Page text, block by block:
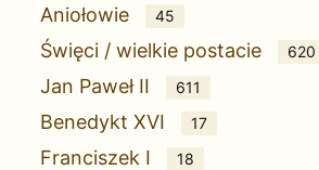
Aniołowie 45
Święci / wielkie postacie 620
Jan Paweł II 611
Benedykt XVI 17
Franciszek I 18